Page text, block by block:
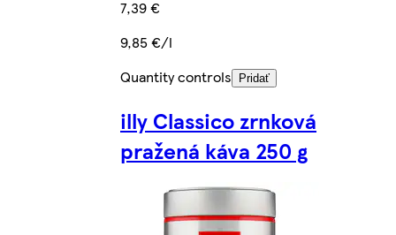
7,39 €
9,85 €/l
Quantity controls
Pridať
illy Classico zrnková
pražená káva 250 g